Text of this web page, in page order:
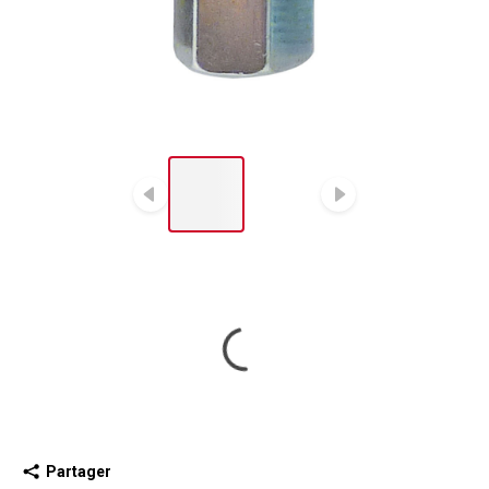
Diapositive
Partager